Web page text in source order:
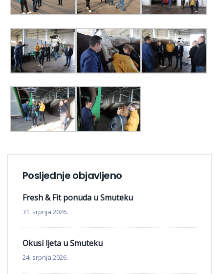
Posljednje objavljeno
Fresh & Fit ponuda u Smuteku
31. srpnja 2026.
Okusi ljeta u Smuteku
24. srpnja 2026.